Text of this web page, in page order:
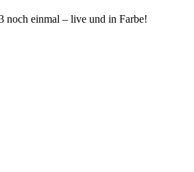
noch einmal – live und in Farbe!